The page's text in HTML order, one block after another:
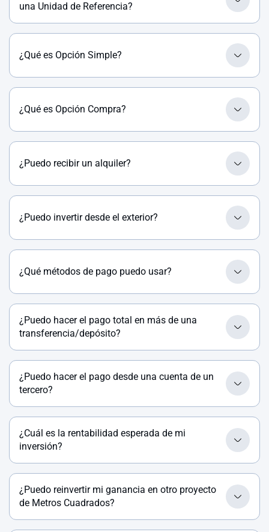
una Unidad de Referencia?
¿Qué es Opción Simple?
¿Qué es Opción Compra?
¿Puedo recibir un alquiler?
¿Puedo invertir desde el exterior?
¿Qué métodos de pago puedo usar?
¿Puedo hacer el pago total en más de una
transferencia/depósito?
¿Puedo hacer el pago desde una cuenta de un
tercero?
¿Cuál es la rentabilidad esperada de mi
inversión?
¿Puedo reinvertir mi ganancia en otro proyecto
de Metros Cuadrados?